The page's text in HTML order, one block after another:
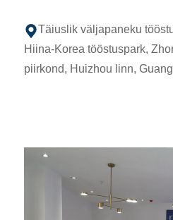
Täiuslik väljapaneku
Hiina-Korea tööstuspark,
piirkond, Huizhou linn,